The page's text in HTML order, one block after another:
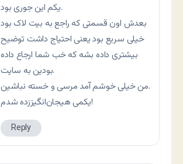
یکم این جوری بود.
بعدش اون قسمتی که راجع به بیت لاک بود
خیلی سریع بود یعنی احتیاج داشت توضیح
بیشتری داده بشه که خب شما ارجاع داده
بودین به سایت.
من خیلی خوشم آمد مرسی و خسته نباشین.
یکمی هیجان‌انگیززده شدم!
Reply